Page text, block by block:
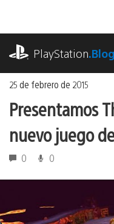
contenido
PlayStation.Blog
25 de febrero de 2015
Presentamos
nuevo juego
0 0